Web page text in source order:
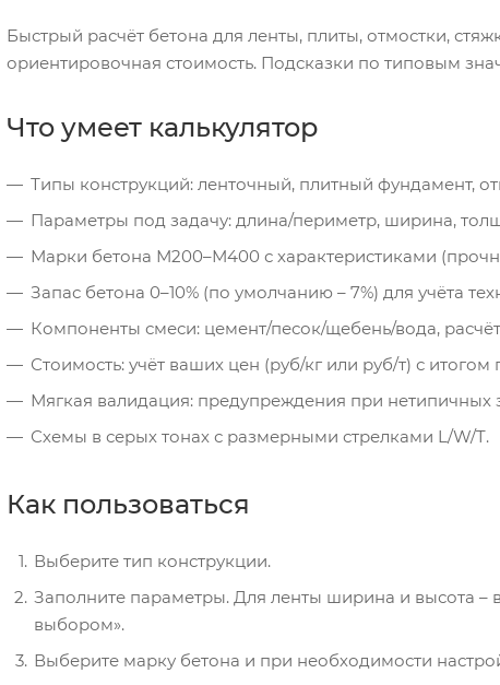
Быстрый расчёт бетона для ленты, плиты, отмостки,
ориентировочная стоимость. Подсказки по типовым
Что умеет калькулятор
Типы конструкций: ленточный, плитный фундамент,
Параметры под задачу: длина/периметр, ширина,
Марки бетона М200–М400 с характеристиками
Запас бетона 0–10% (по умолчанию – 7%) для учёта
Компоненты смеси: цемент/песок/щебень/вода,
Стоимость: учёт ваших цен (руб/кг или руб/т) с
Мягкая валидация: предупреждения при
Схемы в серых тонах с размерными стрелками L/W/T.
Как пользоваться
Выберите тип конструкции.
Заполните параметры. Для ленты ширина и высота –
выбором».
Выберите марку бетона и при необходимости